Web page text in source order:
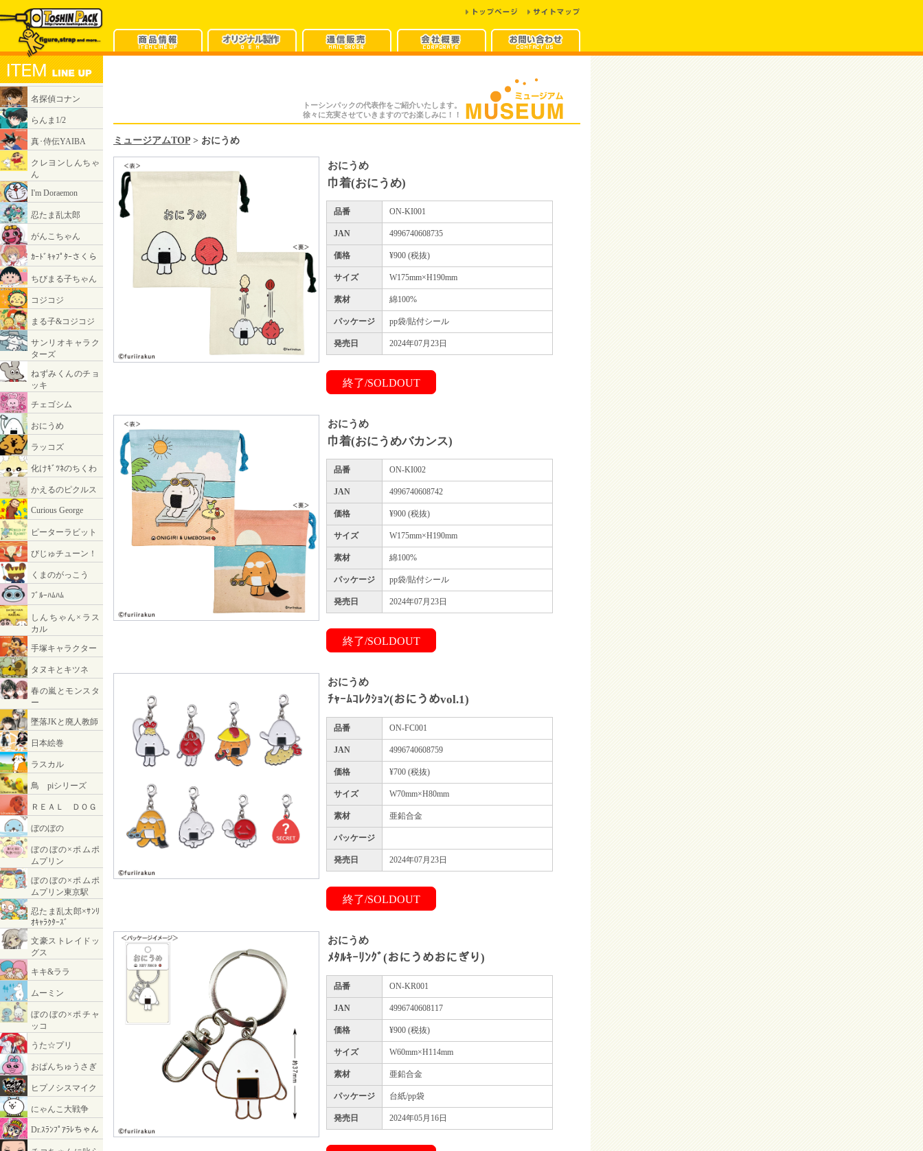
トーシンパックの代表作をご紹介いたします。
徐々に充実させていきますのでお楽しみに！！
ミュージアムTOP > おにうめ
おにうめ
巾着(おにうめ)
品番 ON-KI001
JAN 4996740608735
価格 ¥900 (税抜)
サイズ W175mm×H190mm
素材 綿100%
パッケージ pp袋/貼付シール
発売日 2024年07月23日
終了/SOLDOUT
おにうめ
巾着(おにうめバカンス)
品番 ON-KI002
JAN 4996740608742
価格 ¥900 (税抜)
サイズ W175mm×H190mm
素材 綿100%
パッケージ pp袋/貼付シール
発売日 2024年07月23日
終了/SOLDOUT
おにうめ
ﾁｬｰﾑｺﾚｸｼｮﾝ(おにうめvol.1)
品番 ON-FC001
JAN 4996740608759
価格 ¥700 (税抜)
サイズ W70mm×H80mm
素材 亜鉛合金
パッケージ
発売日 2024年07月23日
終了/SOLDOUT
おにうめ
ﾒﾀﾙｷｰﾘﾝｸﾞ(おにうめおにぎり)
品番 ON-KR001
JAN 4996740608117
価格 ¥900 (税抜)
サイズ W60mm×H114mm
素材 亜鉛合金
パッケージ 台紙/pp袋
発売日 2024年05月16日